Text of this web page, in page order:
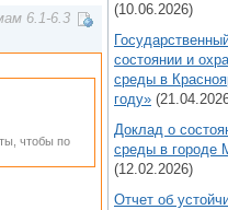
6.1-6.3
чтобы по
(10.06.2026)
состоянии и
среды в
году»
Доклад о
среды в городе
(12.02.2026)
Отчет об